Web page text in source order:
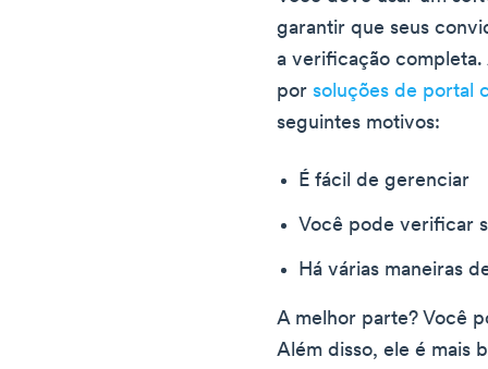
garantir que seus
a verificação completa.
porsoluções de portal
seguintes motivos:
É fácil de gerenciar
Você pode verificar
Há várias maneiras
A melhor parte? Você
Além disso, ele é mais